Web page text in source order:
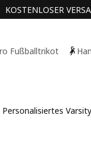
KOSTENLOSER
Fußballtrikot